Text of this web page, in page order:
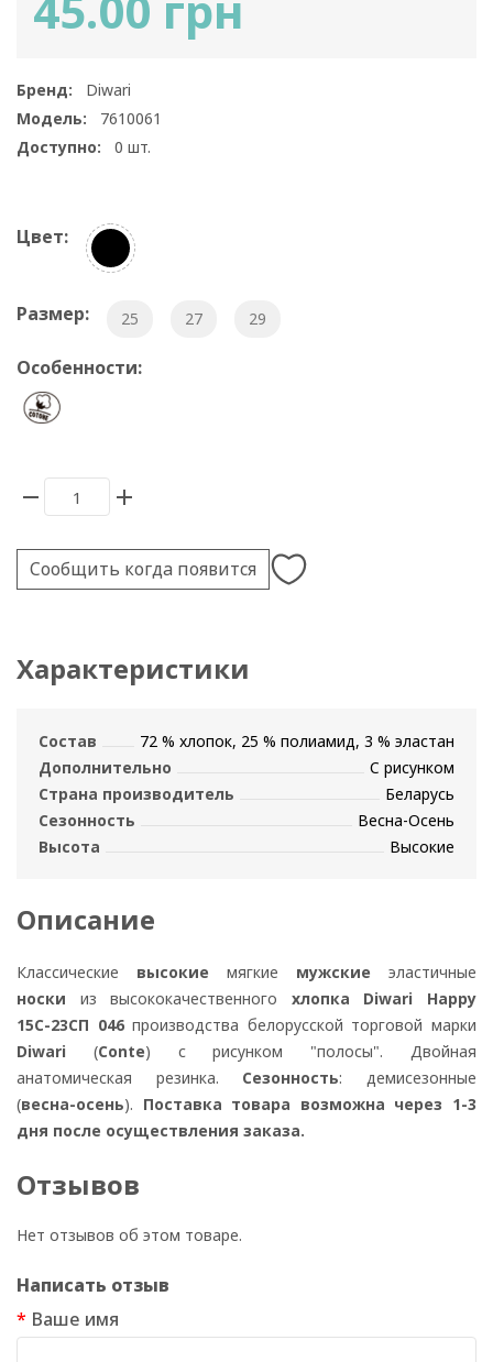
Бренд:
Diwari
Модель:
7610061
Доступно:
0 шт.
Цвет:
Размер: 25 27 29
Особенности:
Сообщить когда появится
Характеристики
Состав
72 % хлопок, 25 % полиамид, 3 % эластан
Дополнительно
С рисунком
Страна производитель
Беларусь
Сезонность
Весна-Осень
Высота
Высокие
Описание
Классические высокие мягкие мужские эластичные
носки из высококачественного хлопка Diwari Happy
15С-23СП 046производства белорусской торговой марки
Diwari (Conte) с рисунком "полосы". Двойная
анатомическая резинка. Сезонность: демисезонные
(весна-осень). Поставка товара возможна через 1-3
дня после осуществления заказа.
Отзывов
Нет отзывов об этом товаре.
Написать отзыв
Ваше имя